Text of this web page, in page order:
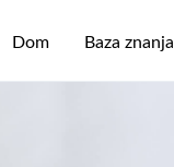
Dom Baza znanja